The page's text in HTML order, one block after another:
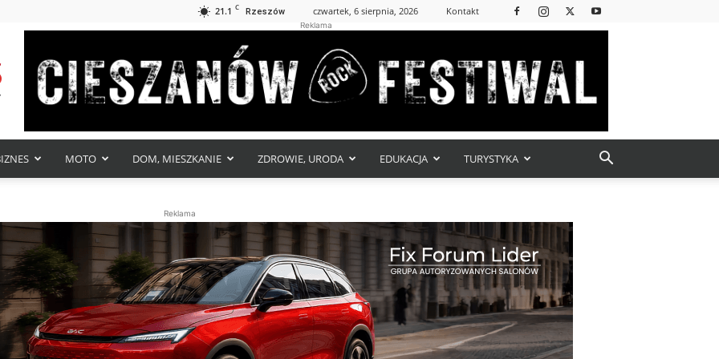
21.1 C Rzeszów czwartek, 6 sierpnia, 2026 Kontakt
Reklama
MOTO DOM, MIESZKANIE ZDROWIE, URODA EDUKACJA TURYSTYKA
Reklama